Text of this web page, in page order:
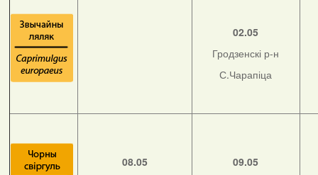
02.05
Гродзенскі р-н
С.Чарапіца
08.05
09.05